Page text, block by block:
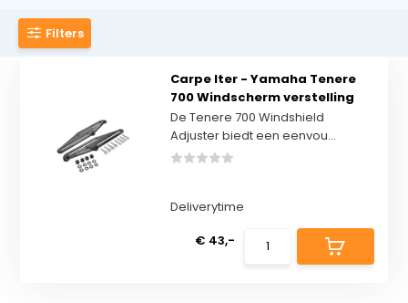
Filters
Carpe Iter - Yamaha Tenere
700 Windscherm verstelling
De Tenere 700 Windshield
Adjuster biedt een eenvou...
Deliverytime
€ 43,-